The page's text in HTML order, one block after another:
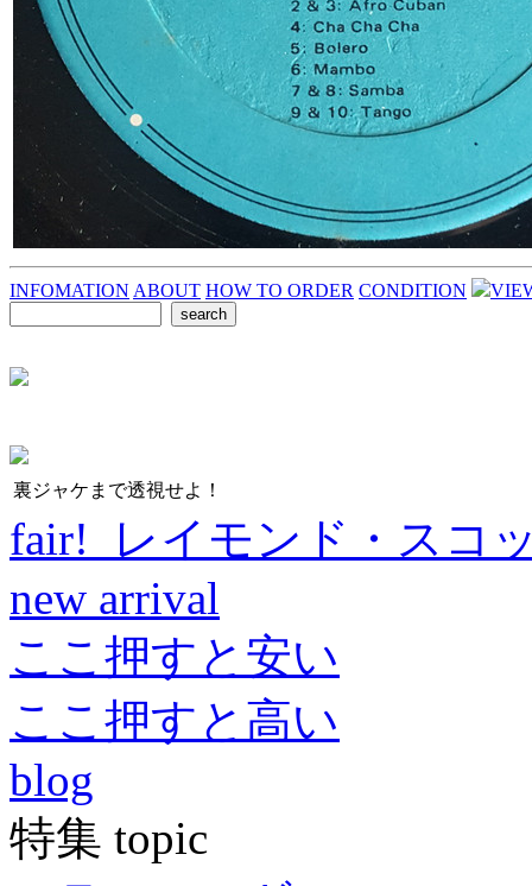
INFOMATION ABOUT HOW TO ORDER CONDITION
裏ジャケまで透視せよ！
fair! レイモンド・スコ
new arrival
ここ押すと安い
ここ押すと高い
blog
特集 topic